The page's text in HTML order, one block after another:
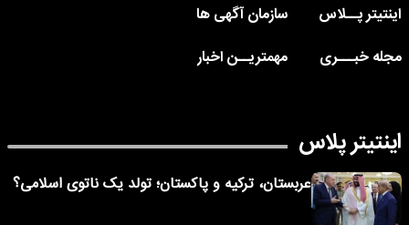
اینتیتر پــلاس
سازمان آگهی ها
مجله خبـــری
مهمتریــن اخبار
اینتیتر پلاس
عربستان، ترکیه و پاکستان؛ تولد یک ناتوی اسلامی؟